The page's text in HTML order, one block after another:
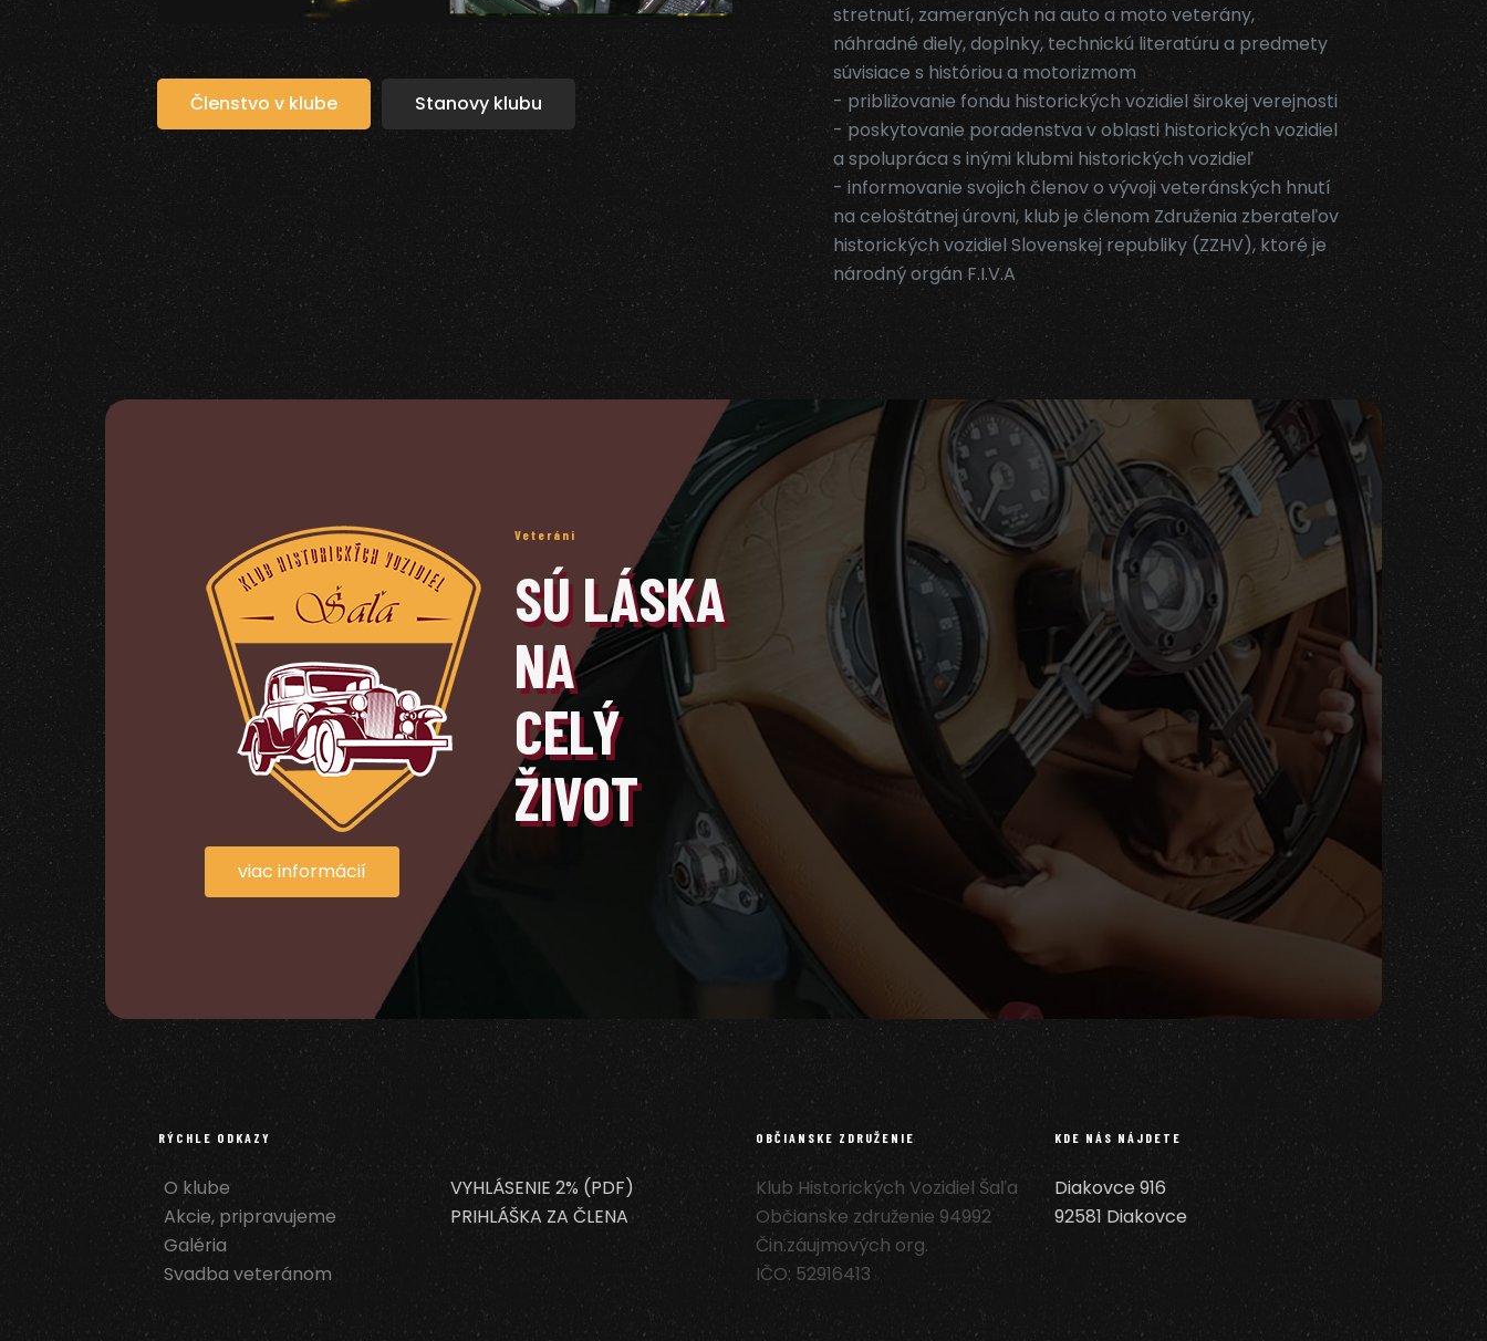
Členstvo v klube Stanovy klubu
stretnutí, zameraných na auto a moto veterány,
náhradné diely, doplnky, technickú literatúru a predmety
súvisiace s históriou a motorizmom
- približovanie fondu historických vozidiel širokej verejnosti
- poskytovanie poradenstva v oblasti historických vozidiel
a spolupráca s inými klubmi historických vozidieľ
- informovanie svojich členov o vývoji veteránských hnutí
na celoštátnej úrovni, klub je členom Združenia zberateľov
historických vozidiel Slovenskej republiky (ZZHV), ktoré je
národný orgán F.I.V.A
Veteráni
SÚ LÁSKA
NA
CELÝ
ŽIVOT
viac informácií
RÝCHLE ODKAZY
O klube
Akcie, pripravujeme
Galéria
Svadba veteránom
VYHLÁSENIE 2% (PDF)
PRIHLÁŠKA ZA ČLENA
OBČIANSKE ZDRUŽENIE
Klub Historických Vozidiel Šaľa
Občianske združenie 94992
Čin.záujmových org.
IČO: 52916413
KDE NÁS NÁJDETE
Diakovce 916
92581 Diakovce